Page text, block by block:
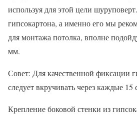
используя для этой цели
гипсокартона, а именно его мы
для монтажа потолка, вполне
мм.
Совет: Для качественной фиксации
следует вкручивать через каждые 15
Крепление боковой стенки из